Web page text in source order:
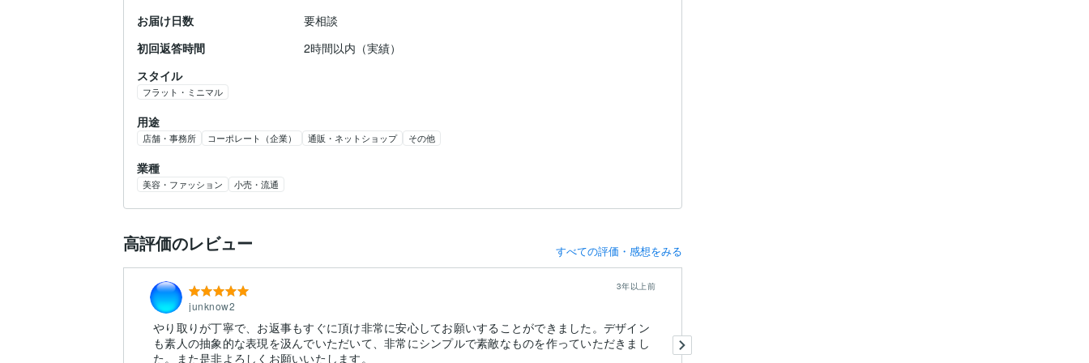
お届け日数
要相談
初回返答時間
2時間以内（実績）
スタイル
フラット・ミニマル
用途
店舗・事務所 コーポレート（企業） 通販・ネットショップ その他
業種
美容・ファッション 小売・流通
高評価のレビュー すべての評価・感想をみる
junknow2
3年以上前
やり取りが丁寧で、お返事もすぐに頂け非常に安心してお願いすることができました。デザイン
も素人の抽象的な表現を汲んでいただいて、非常にシンプルで素敵なものを作っていただきまし
た。また是非よろしくお願いいたします。